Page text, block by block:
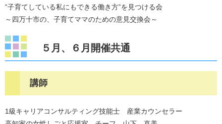
”子育てしている私にもできる働き方”を見つける会
～四万十市の、子育てママのための意見交換会～
５月、６月開催共通
講師
1級キャリアコンサルティング技能士 産業カウンセラー